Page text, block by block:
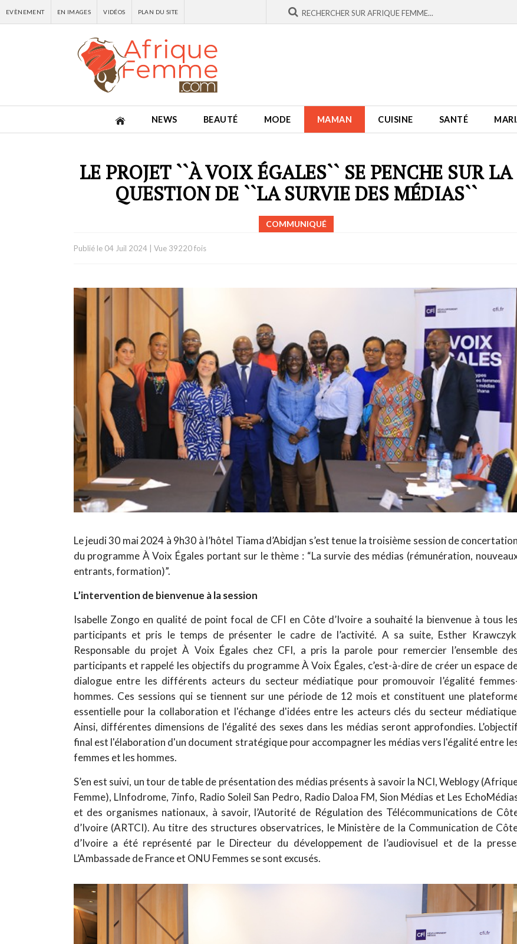
EVÈNEMENT EN IMAGES VIDÉOS PLAN DU SITE
NEWS BEAUTÉ MODE MAMAN CUISINE SANTÉ
LE PROJET ``À VOIX ÉGALES`` SE PENCHE SUR LA
QUESTION DE ``LA SURVIE DES MÉDIAS``
COMMUNIQUÉ
Publié le 04 Juil 2024| Vue 39220 fois
Le jeudi 30 mai 2024 à 9h30 à l’hôtel Tiama d’Abidjan s’est tenue la troisième session de concertation
du programme À Voix Égales portant sur le thème : “La survie des médias (rémunération,
entrants, formation)”.
L’intervention de bienvenue à la session
Isabelle Zongo en qualité de point focal de CFI en Côte d’Ivoire a souhaité la bienvenue à tous les
participants et pris le temps de présenter le cadre de l’activité. A sa suite, Esther
Responsable du projet À Voix Égales chez CFI, a pris la parole pour remercier l’ensemble des
participants et rappelé les objectifs du programme À Voix Égales, c’est-à-dire de créer un espace
dialogue entre les différents acteurs du secteur médiatique pour promouvoir l’égalité
hommes. Ces sessions qui se tiennent sur une période de 12 mois et constituent une
essentielle pour la collaboration et l'échange d'idées entre les acteurs clés du secteur
Ainsi, différentes dimensions de l'égalité des sexes dans les médias seront approfondies. L’objectif
final est l'élaboration d'un document stratégique pour accompagner les médias vers l'égalité entre
femmes et les hommes.
S’en est suivi, un tour de table de présentation des médias présents à savoir la NCI, Weblogy
Femme), LInfodrome, 7info, Radio Soleil San Pedro, Radio Daloa FM, Sion Médias et Les
et des organismes nationaux, à savoir, l’Autorité de Régulation des Télécommunications de
d’Ivoire (ARTCI). Au titre des structures observatrices, le Ministère de la Communication de
d’Ivoire a été représenté par le Directeur du développement de l’audiovisuel et de la
L’Ambassade de France et ONU Femmes se sont excusés.